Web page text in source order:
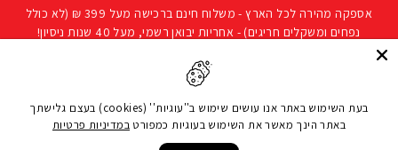
להמשך
אספקה מהירה לכל הארץ - משלוח חינם ברכישה מעל 399 ₪ (לא כולל
נפחים ומשקלים חריגים) - אחריות יבואן רשמי, מעל 40 שנות ניסיון!
עמוד הבית/ענפי ספורט /כדורגל / ציוד אימון כדורגל/
כדורגל אייקון FORZA Icon
בעת השימוש באתר אנו עושים שימוש ב''עוגיות'' (cookies) בעצם גלישתך
באתר הינך מאשר את השימוש בעוגיות כמפורט במדיניות פרטיות